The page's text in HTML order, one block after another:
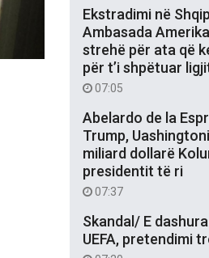
Ekstradimi në
Ambasada
strehë për ata që
për t’i shpëtuar
07:05
Abelardo de la
Trump,
miliard dollarë
presidentit të ri
07:37
Skandal/ E
UEFA, pretendimi